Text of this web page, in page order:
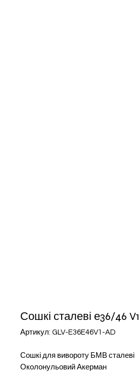
Сошкі сталеві е36/46 V1
Артикул: GLV-E36E46V1-AD
Сошкі для вивороту БМВ сталеві
Околонульовий Акерман